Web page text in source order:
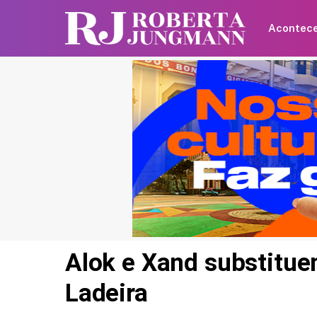
Alok e Xand
Ladeira